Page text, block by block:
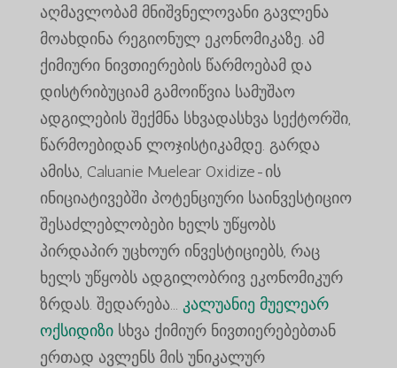
აღმავლობამ მნიშვნელოვანი გავლენა
მოახდინა რეგიონულ ეკონომიკაზე. ამ
ქიმიური ნივთიერების წარმოებამ და
დისტრიბუციამ გამოიწვია სამუშაო
ადგილების შექმნა სხვადასხვა სექტორში,
წარმოებიდან ლოჯისტიკამდე. გარდა
ამისა, Caluanie Muelear Oxidize-ის
ინიციატივებში პოტენციური საინვესტიციო
შესაძლებლობები ხელს უწყობს
პირდაპირ უცხოურ ინვესტიციებს, რაც
ხელს უწყობს ადგილობრივ ეკონომიკურ
ზრდას. შედარება... კალუანიე მუელეარ
ოქსიდიზისხვა ქიმიურ ნივთიერებებთან
ერთად ავლენს მის უნიკალურ